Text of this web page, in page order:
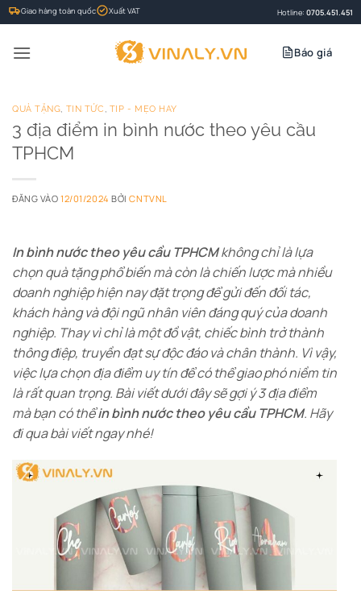
Bỏ
qua
nội
Giao hàng toàn quốc Xuất VAT Hotline: 0705.451.451
Báo giá
QUÀ TẶNG, TIN TỨC , TIP - MẸO HAY
3 địa điểm in bình nước theo yêu cầu
TPHCM
ĐĂNG VÀO12/01/2024 BỞICNTVNL
In bình nước theo yêu cầu TPHCMkhông chỉ là lựa
chọn quà tặng phổ biến mà còn là chiến lược mà nhiều
doanh nghiệp hiện nay đặt trọng để gửi đến đối tác,
khách hàng và đội ngũ nhân viên đáng quý của doanh
nghiệp. Thay vì chỉ là một đồ vật, chiếc bình trở thành
thông điệp, truyền đạt sự độc đáo và chân thành. Vì vậy,
việc lựa chọn địa điểm uy tín để có thể giao phó niềm tin
là rất quan trọng. Bài viết dưới đây sẽ gợi ý 3 địa điểm
mà bạn có thểin bình nước theo yêu cầu TPHCM. Hãy
đi qua bài viết ngay nhé!